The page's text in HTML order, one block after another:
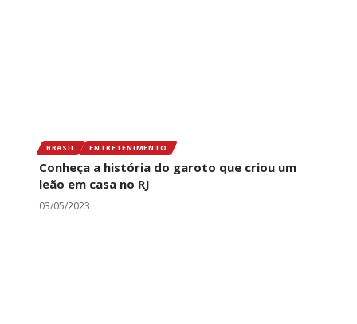
BRASIL ENTRETENIMENTO
Conheça a história do garoto que criou um
leão em casa no RJ
03/05/2023